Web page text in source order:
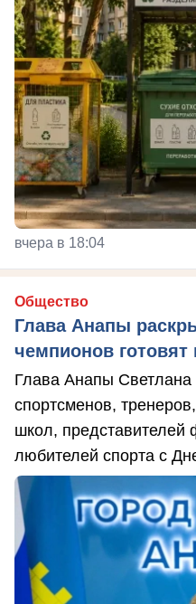
вчера в 18:04
Общество
Глава Анапы
чемпионов готовят
Глава Анапы
спортсменов,
школ, представителей
любителей спорта с